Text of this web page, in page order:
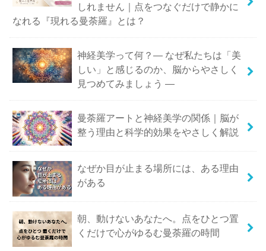
しれません｜点をつなぐだけで静かに
なれる『現れる曼荼羅』とは？
神経美学って何？― なぜ私たちは「美
しい」と感じるのか、脳からやさしく
見つめてみましょう ―
曼荼羅アートと神経美学の関係｜脳が
整う理由と科学的効果をやさしく解説
なぜか目が止まる場所には、ある理由
がある
朝、動けないあなたへ。点をひとつ置
くだけで心がゆるむ曼荼羅の時間